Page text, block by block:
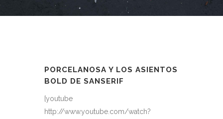
PORCELANOSA Y LOS ASIENTOS
BOLD DE SANSERIF
[youtube
http://www.youtube.com/watch?